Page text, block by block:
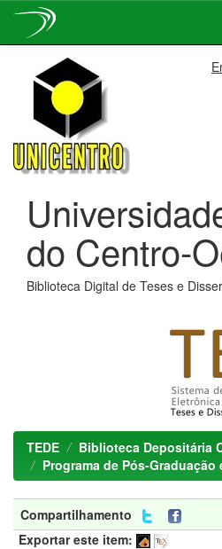
navigation
do Centro-
Biblioteca Digital de Teses e
TEDE
Biblioteca Depositária
Programa de Pós-
Compartilhamento
Exportar este item: